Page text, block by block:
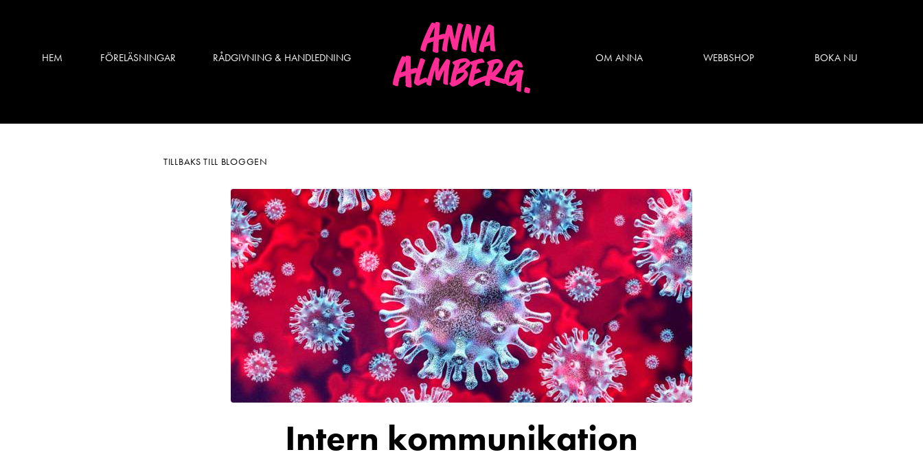
HEM FÖRELÄSNINGAR RÅDGIVNING & HANDLEDNING OM ANNA WEBBSHOP BOKA NU
TILLBAKS TILL BLOGGEN
Intern kommunikation